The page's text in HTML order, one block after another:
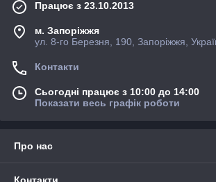
Працює з 23.10.2013
м. Запоріжжя
ул. 8-го Березня, 190, Запоріжжя,
Контакти
Сьогодні працює з 10:00 до 14:00
Показати весь графік роботи
Про нас